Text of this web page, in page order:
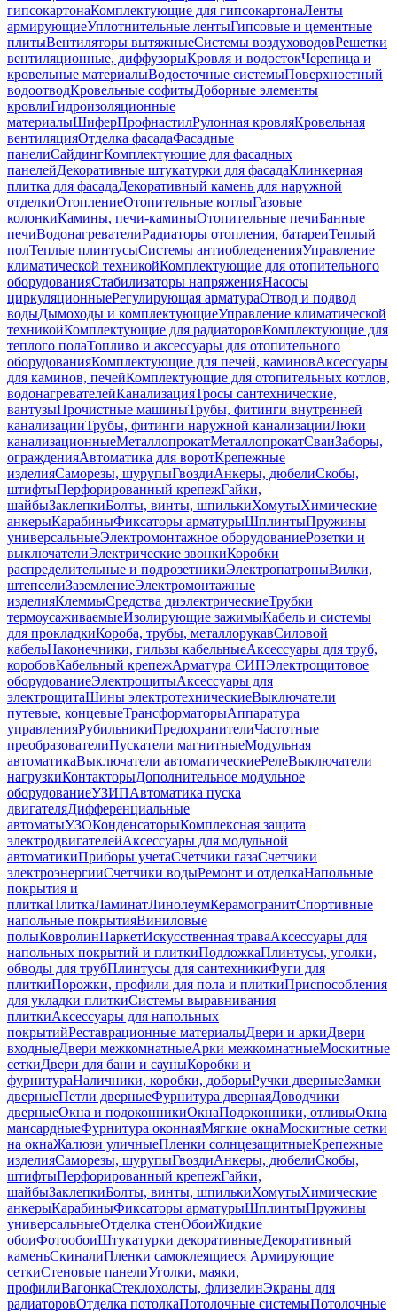
гипсокартонаКомплектующие для гипсокартонаЛенты
армирующиеУплотнительные лентыГипсовые и цементные
плитыВентиляторы вытяжныеСистемы воздуховодовРешетки
вентиляционные, диффузорыКровля и водостокЧерепица и
кровельные материалыВодосточные системыПоверхностный
водоотводКровельные софитыДоборные элементы
кровлиГидроизоляционные
материалыШиферПрофнастилРулонная кровляКровельная
вентиляцияОтделка фасадаФасадные
панелиСайдингКомплектующие для фасадных
панелейДекоративные штукатурки для фасадаКлинкерная
плитка для фасадаДекоративный камень для наружной
отделкиОтоплениеОтопительные котлыГазовые
колонкиКамины, печи-каминыОтопительные печиБанные
печиВодонагревателиРадиаторы отопления, батареиТеплый
полТеплые плинтусыСистемы антиобледененияУправление
климатической техникойКомплектующие для отопительного
оборудованияСтабилизаторы напряженияНасосы
циркуляционныеРегулирующая арматураОтвод и подвод
водыДымоходы и комплектующиеУправление климатической
техникойКомплектующие для радиаторовКомплектующие для
теплого полаТопливо и аксессуары для отопительного
оборудованияКомплектующие для печей, каминовАксессуары
для каминов, печейКомплектующие для отопительных котлов,
водонагревателейКанализацияТросы сантехнические,
вантузыПрочистные машиныТрубы, фитинги внутренней
канализацииТрубы, фитинги наружной канализацииЛюки
канализационныеМеталлопрокатМеталлопрокатСваиЗаборы,
огражденияАвтоматика для воротКрепежные
изделияСаморезы, шурупыГвоздиАнкеры, дюбелиСкобы,
штифтыПерфорированный крепежГайки,
шайбыЗаклепкиБолты, винты, шпилькиХомутыХимические
анкерыКарабиныФиксаторы арматурыШплинтыПружины
универсальныеЭлектромонтажное оборудованиеРозетки и
выключателиЭлектрические звонкиКоробки
распределительные и подрозетникиЭлектропатроныВилки,
штепселиЗаземлениеЭлектромонтажные
изделияКлеммыСредства диэлектрическиеТрубки
термоусаживаемыеИзолирующие зажимыКабель и системы
для прокладкиКороба, трубы, металлорукавСиловой
кабельНаконечники, гильзы кабельныеАксессуары для труб,
коробовКабельный крепежАрматура СИПЭлектрощитовое
оборудованиеЭлектрощитыАксессуары для
электрощитаШины электротехническиеВыключатели
путевые, концевыеТрансформаторыАппаратура
управленияРубильникиПредохранителиЧастотные
преобразователиПускатели магнитныеМодульная
автоматикаВыключатели автоматическиеРелеВыключатели
нагрузкиКонтакторыДополнительное модульное
оборудованиеУЗИПАвтоматика пуска
двигателяДифференциальные
автоматыУЗОКонденсаторыКомплексная защита
электродвигателейАксессуары для модульной
автоматикиПриборы учетаСчетчики газаСчетчики
электроэнергииСчетчики водыРемонт и отделкаНапольные
покрытия и
плиткаПлиткаЛаминатЛинолеумКерамогранитСпортивные
напольные покрытияВиниловые
полыКовролинПаркетИскусственная траваАксессуары для
напольных покрытий и плиткиПодложкаПлинтусы, уголки,
обводы для трубПлинтусы для сантехникиФуги для
плиткиПорожки, профили для пола и плиткиПриспособления
для укладки плиткиСистемы выравнивания
плиткиАксессуары для напольных
покрытийРеставрационные материалыДвери и аркиДвери
входныеДвери межкомнатныеАрки межкомнатныеМоскитные
сеткиДвери для бани и сауныКоробки и
фурнитураНаличники, коробки, доборыРучки дверныеЗамки
дверныеПетли дверныеФурнитура двернаяДоводчики
дверныеОкна и подоконникиОкнаПодоконники, отливыОкна
мансардныеФурнитура оконнаяМягкие окнаМоскитные сетки
на окнаЖалюзи уличныеПленки солнцезащитныеКрепежные
изделияСаморезы, шурупыГвоздиАнкеры, дюбелиСкобы,
штифтыПерфорированный крепежГайки,
шайбыЗаклепкиБолты, винты, шпилькиХомутыХимические
анкерыКарабиныФиксаторы арматурыШплинтыПружины
универсальныеОтделка стенОбоиЖидкие
обоиФотообоиШтукатурки декоративныеДекоративный
каменьСкиналиПленки самоклеящиеся Армирующие
сеткиСтеновые панелиУголки, маяки,
профилиВагонкаСтеклохолсты, флизелинЭкраны для
радиаторовОтделка потолкаПотолочные системыПотолочные